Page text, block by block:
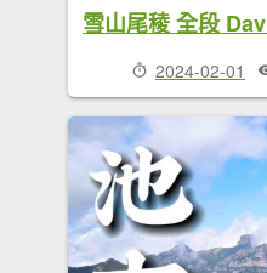
雪山尾稜 全段
2024-02-01